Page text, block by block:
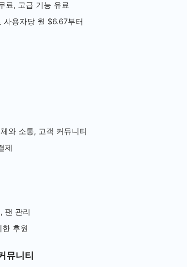
료, 고급 기능 유료
사용자당 월 $6.67부터
와 소통, 고객 커뮤니티
제
팬 관리
후원
뮤니티